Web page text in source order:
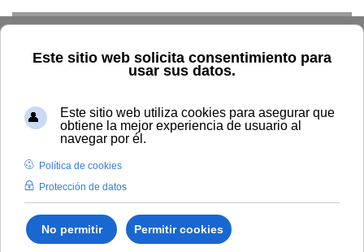
Inicio Tablón de anuncios de RRHH
Acuerdo del Comité de
Valoración encargado de valorar la convocatoria extraordinaria
Acuerdo del Comité de